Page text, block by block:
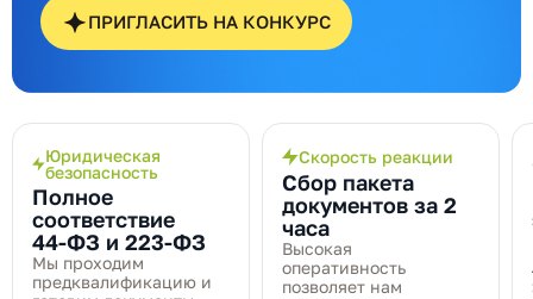
ПРИГЛАСИТЬ НА КОНКУРС
Юридическая
безопасность
Полное
соответствие
44‑ФЗ и 223‑ФЗ
Мы проходим
предквалификацию и
Скорость реакции
Сбор пакета
документов за 2
часа
Высокая
оперативность
позволяет нам